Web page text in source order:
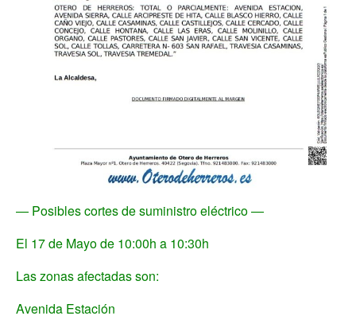
— Posibles cortes de suministro eléctrico —
El 17 de Mayo de 10:00h a 10:30h
Las zonas afectadas son:
Avenida Estación